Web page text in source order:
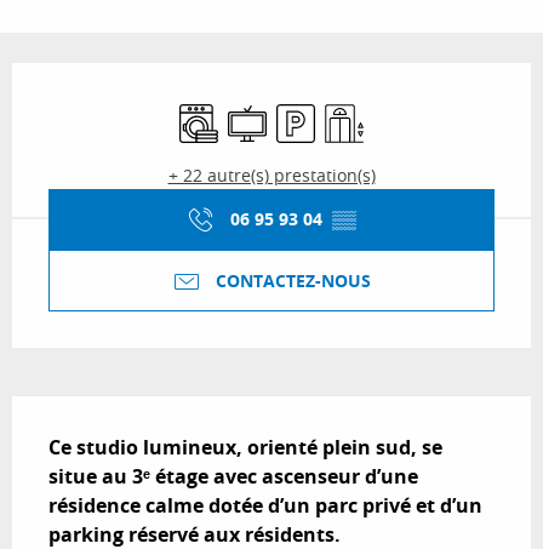
Lave lingeTélévision
ParkingAscenseur
+ 22 autre(s) prestation(s)
06 95 93 04 ▒▒
CONTACTEZ-NOUS
Ce studio lumineux, orienté plein sud, se
situe au 3ᵉ étage avec ascenseur d’une
résidence calme dotée d’un parc privé et d’un
parking réservé aux résidents.